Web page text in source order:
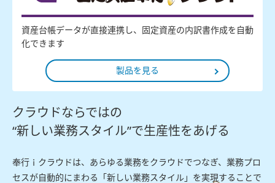
資産台帳データが直接連携し、固定資産の内訳書作成を自動
化できます
製品を見る
クラウドならではの
“新しい業務スタイル”で生産性をあげる
奉行ｉクラウドは、あらゆる業務をクラウドでつなぎ、業務プロ
セスが自動的にまわる「新しい業務スタイル」を実現することで